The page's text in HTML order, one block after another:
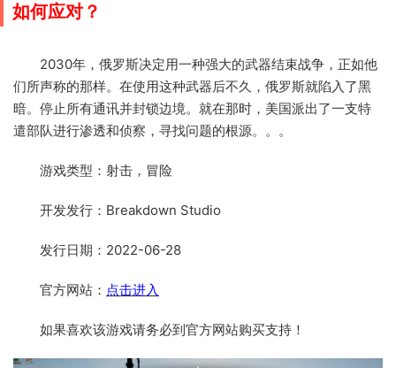
如何应对？
2030年，俄罗斯决定用一种强大的武器结束战争，正如他
们所声称的那样。在使用这种武器后不久，俄罗斯就陷入了黑
暗。停止所有通讯并封锁边境。就在那时，美国派出了一支特
遣部队进行渗透和侦察，寻找问题的根源。。。
游戏类型：射击，冒险
开发发行：Breakdown Studio
发行日期：2022-06-28
官方网站： 点击进入
如果喜欢该游戏请务必到官方网站购买支持！